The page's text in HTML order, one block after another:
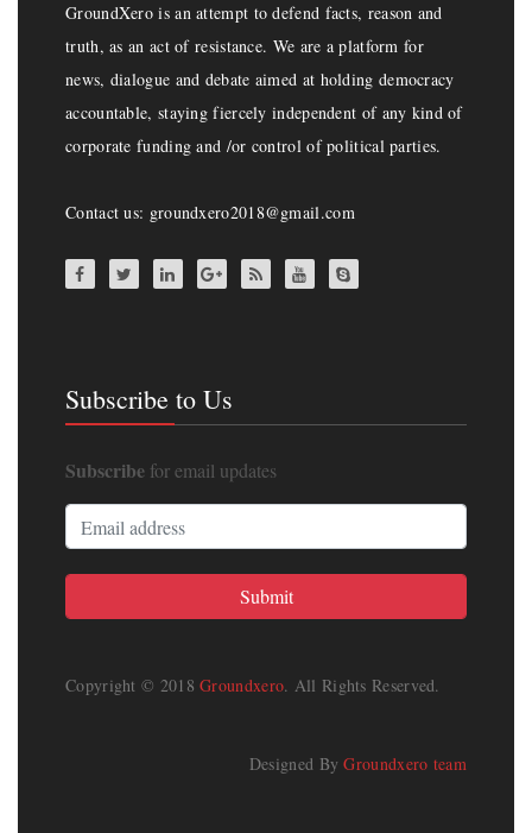
GroundXero is an attempt to defend facts, reason and
truth, as an act of resistance. We are a platform for
news, dialogue and debate aimed at holding democracy
accountable, staying fiercely independent of any kind of
corporate funding and /or control of political parties.
Contact us: groundxero2018@gmail.com
Subscribe to Us
Subscribe for email updates
Copyright © 2018Groundxero. All Rights Reserved.
Designed ByGroundxero team